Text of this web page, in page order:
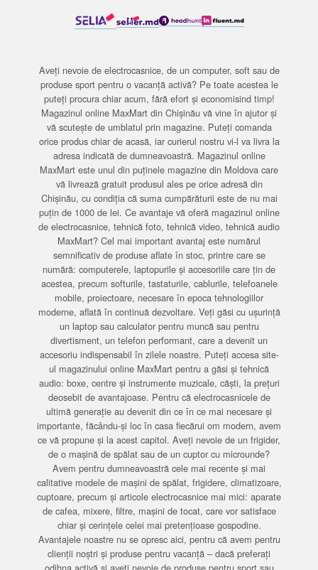
Aveți nevoie de electrocasnice, de un computer, soft sau de
produse sport pentru o vacanță activă? Pe toate acestea le
puteți procura chiar acum, fără efort și economisind timp!
Magazinul online MaxMart din Chișinău vă vine în ajutor și
vă scutește de umblatul prin magazine. Puteți comanda
orice produs chiar de acasă, iar curierul nostru vi-l va livra la
adresa indicată de dumneavoastră. Magazinul online
MaxMart este unul din puținele magazine din Moldova care
vă livrează gratuit produsul ales pe orice adresă din
Chișinău, cu condiția că suma cumpărăturii este de nu mai
puțin de 1000 de lei. Ce avantaje vă oferă magazinul online
de electrocasnice, tehnică foto, tehnică video, tehnică audio
MaxMart? Cel mai important avantaj este numărul
semnificativ de produse aflate în stoc, printre care se
numără: computerele, laptopurile și accesoriile care țin de
acestea, precum softurile, tastaturile, cablurile, telefoanele
mobile, proiectoare, necesare în epoca tehnologiilor
moderne, aflată în continuă dezvoltare. Veți găsi cu ușurință
un laptop sau calculator pentru muncă sau pentru
divertisment, un telefon performant, care a devenit un
accesoriu indispensabil în zilele noastre. Puteți accesa site-
ul magazinului online MaxMart pentru a găsi și tehnică
audio: boxe, centre și instrumente muzicale, căști, la prețuri
deosebit de avantajoase. Pentru că electrocasnicele de
ultimă generație au devenit din ce în ce mai necesare și
importante, făcându-și loc în casa fiecărui om modern, avem
ce vă propune și la acest capitol. Aveți nevoie de un frigider,
de o mașină de spălat sau de un cuptor cu microunde?
Avem pentru dumneavoastră cele mai recente și mai
calitative modele de mașini de spălat, frigidere, climatizoare,
cuptoare, precum și articole electrocasnice mai mici: aparate
de cafea, mixere, filtre, mașini de tocat, care vor satisface
chiar și cerințele celei mai pretențioase gospodine.
Avantajele noastre nu se opresc aici, pentru că avem pentru
clienții noștri și produse pentru vacanță – dacă preferați